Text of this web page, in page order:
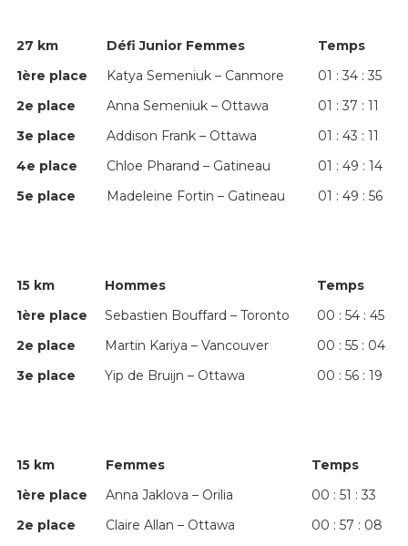
27 km Défi Junior Femmes
Temps
1ère place Katya Semeniuk – Canmore
01 : 34 : 35
2e place Anna Semeniuk – Ottawa
01 : 37 : 11
3e place Addison Frank – Ottawa
01 : 43 : 11
4e place Chloe Pharand – Gatineau
01 : 49 : 14
5e place Madeleine Fortin – Gatineau 01 : 49 : 56
15 km Hommes
Temps
1ère place Sebastien Bouffard – Toronto
00 : 54 : 45
2e place Martin Kariya – Vancouver
00 : 55 : 04
3e place Yip de Bruijn – Ottawa 00 : 56 : 19
15 km Femmes
Temps
1ère place Anna Jaklova – Orilia
00 : 51 : 33
2e place Claire Allan – Ottawa
00 : 57 : 08